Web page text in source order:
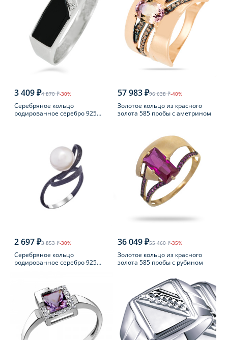
3 409 ₽4 870 ₽-30%
Серебряное кольцо
родированное серебро 925
57 983 ₽96 638 ₽-40%
Золотое кольцо из красного
золота 585 пробы с аметрином
2 697 ₽3 853 ₽-30%
Серебряное кольцо
родированное серебро 925
36 049 ₽55 460 ₽-35%
Золотое кольцо из красного
золота 585 пробы с рубином